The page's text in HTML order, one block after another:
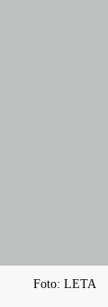
Foto: LETA